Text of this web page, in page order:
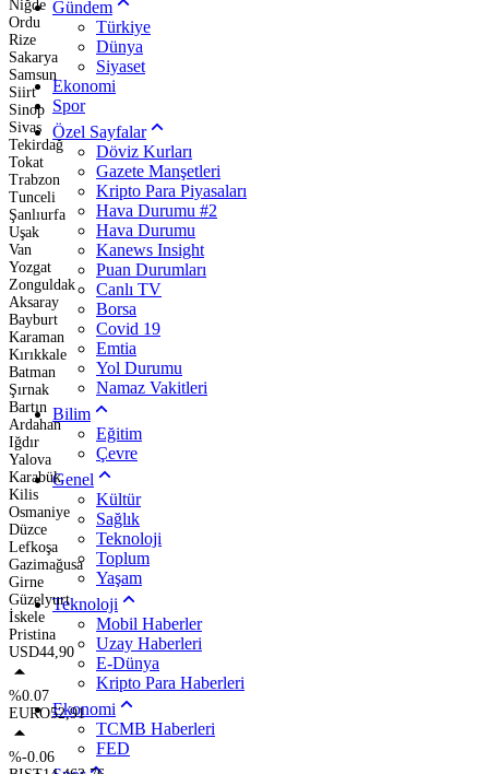
Niğde
Ordu
Rize
Sakarya
Samsun
Siirt
Sinop
Sivas
Tekirdağ
Tokat
Trabzon
Tunceli
Şanlıurfa
Uşak
Van
Yozgat
Zonguldak
Aksaray
Bayburt
Karaman
Kırıkkale
Batman
Şırnak
Bartın
Ardahan
Iğdır
Yalova
Karabük
Kilis
Osmaniye
Düzce
Lefkoşa
Gazimağusa
Girne
Güzelyurt
İskele
Pristina
USD44,90
%0.07
EURO52,91
%-0.06
Gündem
Türkiye
Dünya
Siyaset
Ekonomi
Spor
Özel Sayfalar
Döviz Kurları
Gazete Manşetleri
Kripto Para Piyasaları
Hava Durumu #2
Hava Durumu
Kanews Insight
Puan Durumları
Canlı TV
Borsa
Covid 19
Emtia
Yol Durumu
Namaz Vakitleri
Bilim
Eğitim
Çevre
Genel
Kültür
Sağlık
Teknoloji
Toplum
Yaşam
Teknoloji
Mobil Haberler
Uzay Haberleri
E-Dünya
Kripto Para Haberleri
Ekonomi
TCMB Haberleri
FED